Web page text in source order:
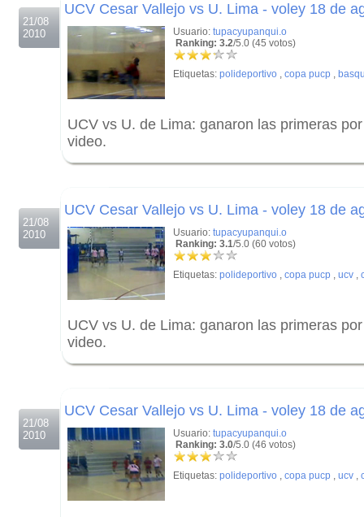
21/08
2010
UCV Cesar Vallejo vs U. Lima - voley 18 de
Usuario: tupacyupanqui.o
Ranking: 3.2/5.0 (45 votos)
Etiquetas: polideportivo , copa pucp ,
UCV vs U. de Lima: ganaron las primeras
video.
21/08
2010
UCV Cesar Vallejo vs U. Lima - voley 18 de
Usuario: tupacyupanqui.o
Ranking: 3.1/5.0 (60 votos)
Etiquetas: polideportivo , copa pucp , ucv ,
UCV vs U. de Lima: ganaron las primeras
video.
21/08
2010
UCV Cesar Vallejo vs U. Lima - voley 18 de
Usuario: tupacyupanqui.o
Ranking: 3.0/5.0 (46 votos)
Etiquetas: polideportivo , copa pucp , ucv ,